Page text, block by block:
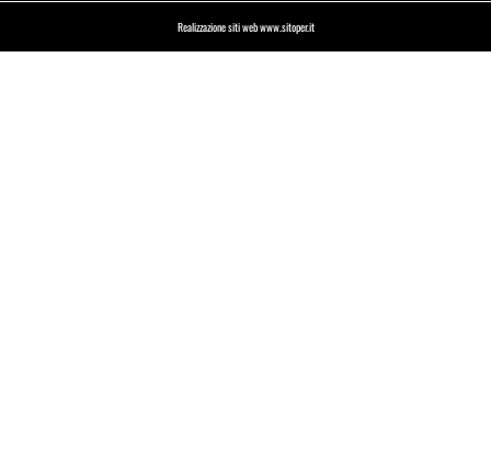
Realizzazione siti web www.sitoper.it